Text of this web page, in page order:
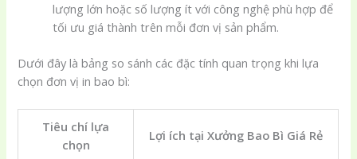
lượng lớn hoặc số lượng ít với công nghệ phù hợp để
tối ưu giá thành trên mỗi đơn vị sản phẩm.
Dưới đây là bảng so sánh các đặc tính quan trọng khi lựa
chọn đơn vị in bao bì:
Tiêu chí lựa
chọn
Lợi ích tại Xưởng Bao Bì Giá Rẻ